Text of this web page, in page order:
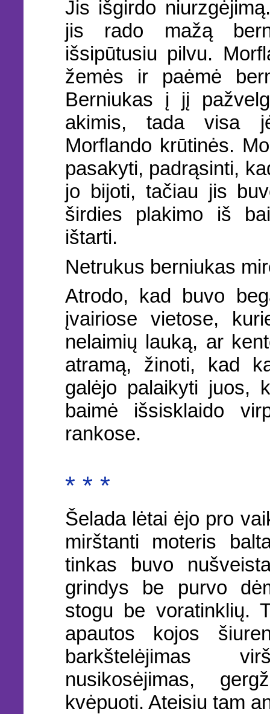
Jis išgirdo
jis rado mažą
išsipūtusiu pilvu.
žemės ir paėmė
Berniukas į jį
akimis, tada visa
Morflando krūtinės.
pasakyti, padrąsinti,
jo bijoti, tačiau jis
širdies plakimo iš
ištarti.
Netrukus berniukas
Atrodo, kad buvo
įvairiose vietose,
nelaimių lauką, ar
atramą, žinoti, kad
galėjo palaikyti juos,
baimė išsisklaido
rankose.
* * *
Šelada lėtai ėjo pro
mirštanti moteris
tinkas buvo
grindys be purvo
stogu be voratinklių.
apautos kojos
barkštelėjimas
nusikosėjimas,
kvėpuoti. Ateisiu tam